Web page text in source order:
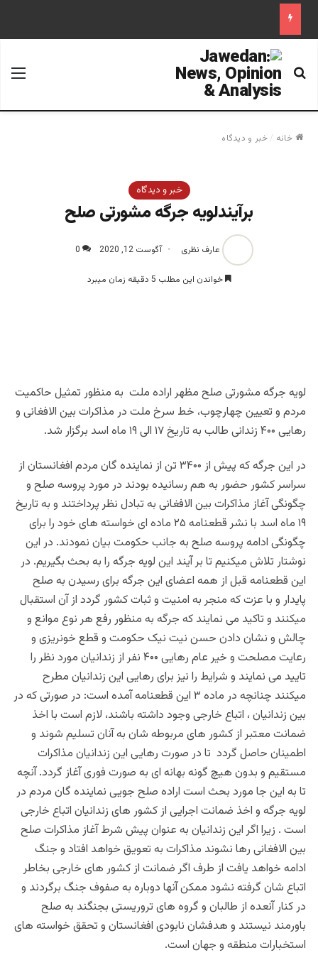
جستجو برای
خانه /خبر و دیدگاه
خبر و دیدگاه
برآیندلویه جرگه مشورتی صلح
عارف نظری آگوست 12, 2020 0
خواندن این مطلب 5 دقیقه زمان میبرد
لویه جرگه مشورتی صلح مظهر اراده ملت به منظور تمثیل حاکمیت
مردم و تعیین چهارچوب، خط سرخ ملت در مذاکرات بین الافغانی و
رهایی ۴۰۰ زندانی طالب به تاریخ ۱۷ الی ۱۹ ماه اسد برگزار شد.
در این جرگه که پیش از ۳۴۰۰ تن از نماینده گان مردم افغانستان از
سراسر کشور حضور به هم رسانیده بودند در مورد پروسه صلح و
چگونگی آغاز مذاکرات بین الافغانی به تبادل نظر پرداختند و به تاریخ
۱۹ ماه اسد با نشر قطعنامه ۲۵ ماده ای خواسته های خود را برای
چگونگی ادامه پروسه صلح به جانب حکومت بیان نمودند. در این
نوشتار تلاش میکنیم تا بر آیند این لویه جرگه را به بحث بگیریم. در
این قطعنامه قبل از همه اعضای این جرگه برای رسیدن به صلح
پایدار و با عزت که منجر به امنیت و ثبات کشور گردد از آن استقبال
میکنند و تاکید می نمایند که جرگه به منظور رفع هر نوع موانع و
چالش و نشان دادن حسن نیت نیک حکومت و قطع خونریزی و
رعایت مصلحت و خیر عام رهایی ۴۰۰ نفر از زندانیان مورد نظر را
تایید می نمایند و شرایط را نیز برای رهایی این زندانیان مطرح
میکنند چنانچه در ماده ۳ این قطعنامه آمده است: در صورتی که در
بین زندانیان ، اتباع خارجی وجود داشته باشند، لازم است با اخذ
ضمانت معتبر از کشور های مربوطه شان به آنان تسلیم شوند و
اطمینان حاصل گردد تا در صورت رهایی این زندانیان مذاکرات
مستقیم و بدون هیچ گونه بهانه ای به صورت فوری آغاز گردد. آنچه
تا به این جا مورد بحث است اراده صلح جویی نماینده گان مردم در
لویه جرگه و اخذ ضمانت اجرایی از کشور های زندانیان اتباع خارجی
است . زیرا اگر این زندانیان به عنوان پیش شرط آغاز مذاکرات صلح
بین الافغانی رها نشوند مذاکرات به تعویق خواهد افتاد و جنگ
ادامه خواهد یافت از طرف اگر ضمانت از کشور های خارجی بخاطر
اتباع شان گرفته نشود ممکن آنها دوباره به صفوف جنگ برگردند و
در کنار آنعده از طالبان و گروه های تروریستی بجنگند به صلح
باورمند نیستند و هدفشان نابودی افغانستان و تحقق خواسته های
استخبارات منطقه و جهان است.